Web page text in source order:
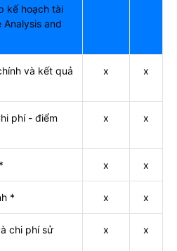
kế hoạch tài
Analysis and
và kết quả
x x
phí - điểm
x x
x x
* x x
chi phí sử
x x